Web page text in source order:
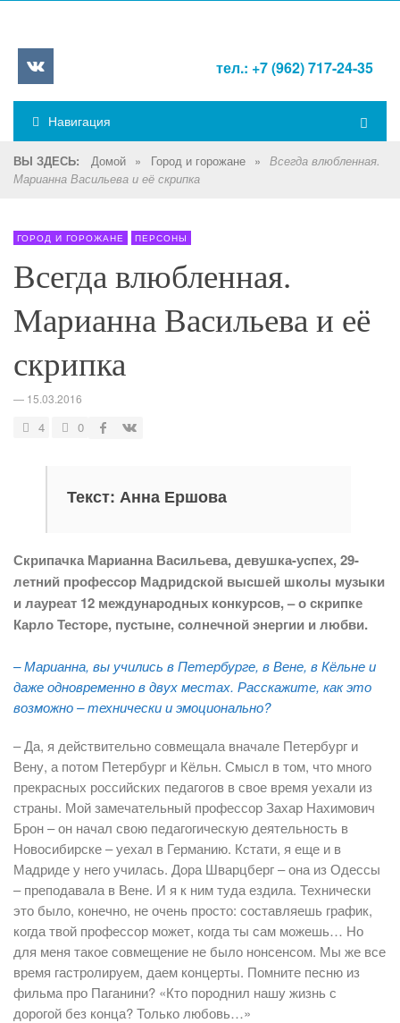
тел.: +7 (962) 717-24-35
Навигация
ВЫ ЗДЕСЬ: Домой » Город и горожане »
Всегда влюбленная.
Марианна Васильева и её скрипка
ГОРОД И ГОРОЖАНЕ ПЕРСОНЫ
Всегда влюбленная.
Марианна Васильева и её
скрипка
— 15.03.2016
4 0
Текст: Анна Ершова
Скрипачка Марианна Васильева, девушка-успех, 29-
летний профессор Мадридской высшей школы музыки
и лауреат 12 международных конкурсов, – о скрипке
Карло Тесторе, пустыне, солнечной энергии и любви.
– Марианна, вы учились в Петербурге, в Вене, в Кёльне и
даже одновременно в двух местах. Расскажите, как это
возможно – технически и эмоционально?
– Да, я действительно совмещала вначале Петербург и
Вену, а потом Петербург и Кёльн. Смысл в том, что много
прекрасных российских педагогов в свое время уехали из
страны. Мой замечательный профессор Захар Нахимович
Брон – он начал свою педагогическую деятельность в
Новосибирске – уехал в Германию. Кстати, я еще и в
Мадриде у него училась. Дора Шварцберг – она из Одессы
– преподавала в Вене. И я к ним туда ездила. Технически
это было, конечно, не очень просто: составляешь график,
когда твой профессор может, когда ты сам можешь… Но
для меня такое совмещение не было нонсенсом. Мы же все
время гастролируем, даем концерты. Помните песню из
фильма про Паганини? «Кто породнил нашу жизнь с
дорогой без конца? Только любовь…»